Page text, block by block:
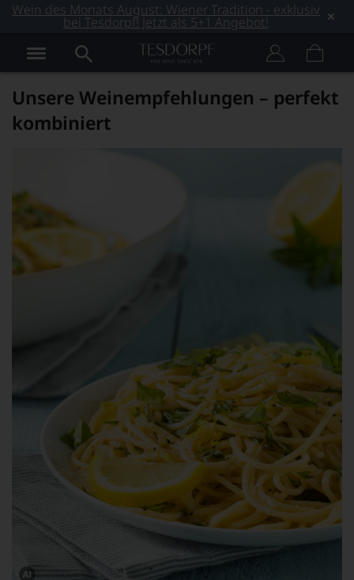
Wein des Monats August: Wiener Tradition - exklusiv
bei Tesdorpf! Jetzt als 5+1 Angebot!
Unsere Weinempfehlungen – perfekt
kombiniert